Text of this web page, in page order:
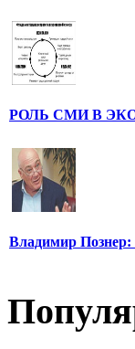
РОЛЬ СМИ В
Владимир Познер: